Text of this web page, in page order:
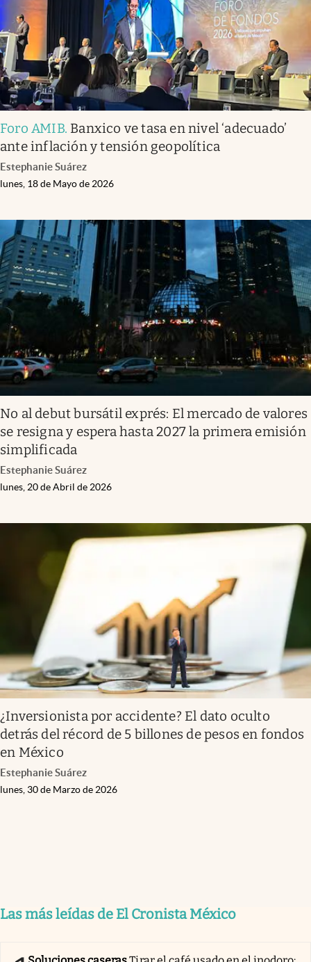
Clima
Espiritualidad
Mediakit
abre en nueva pestaña
México
Foro AMIB. Banxico ve tasa en nivel ‘adecuado’
ante inflación y tensión geopolítica
Estephanie Suárez
lunes, 18 de Mayo de 2026
No al debut bursátil exprés: El mercado de valores
se resigna y espera hasta 2027 la primera emisión
simplificada
Estephanie Suárez
lunes, 20 de Abril de 2026
¿Inversionista por accidente? El dato oculto
detrás del récord de 5 billones de pesos en fondos
en México
Estephanie Suárez
lunes, 30 de Marzo de 2026
Las más leídas de El Cronista México